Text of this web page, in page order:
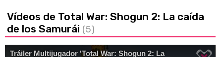
Vídeos de Total War: Shogun 2: La caída
de los Samurái (5)
Tráiler Multijugador 'Total War: Shogun 2: La